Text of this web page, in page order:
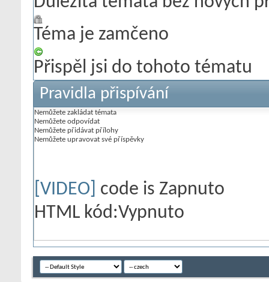
Téma je zamčeno
Přispěl jsi do tohoto tématu
Pravidla přispívání
Nemůžete zakládat témata
Nemůžete odpovídat
Nemůžete přidávat přílohy
Nemůžete upravovat své příspěvky
[VIDEO] code is Zapnuto
HTML kód:Vypnuto